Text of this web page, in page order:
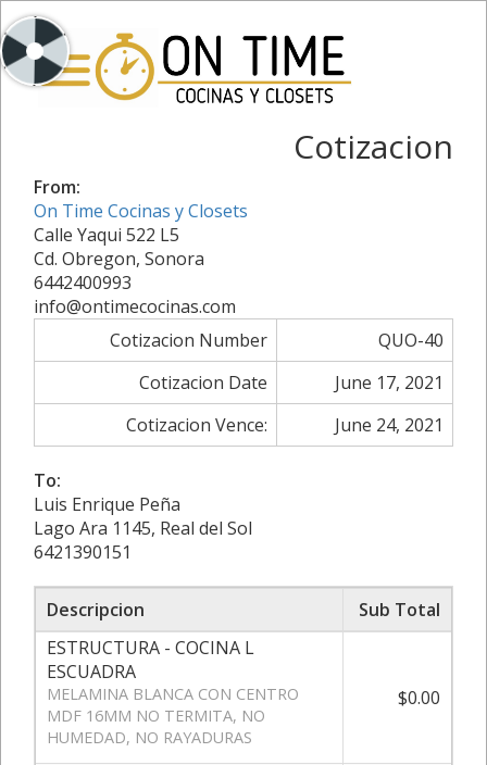
Cotizacion
From:
On Time Cocinas y Closets
Calle Yaqui 522 L5
Cd. Obregon, Sonora
6442400993
info@ontimecocinas.com
Cotizacion Number
QUO-40
Cotizacion Date
June 17, 2021
Cotizacion Vence:
June 24, 2021
To:
Luis Enrique Peña
Lago Ara 1145, Real del Sol
6421390151
Descripcion
Sub Total
ESTRUCTURA - COCINA L
ESCUADRA
MELAMINA BLANCA CON CENTRO
MDF 16MM NO TERMITA, NO
HUMEDAD, NO RAYADURAS
$0.00